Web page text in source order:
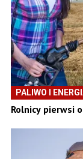
PALIWO I
Rolnicy pierwsi